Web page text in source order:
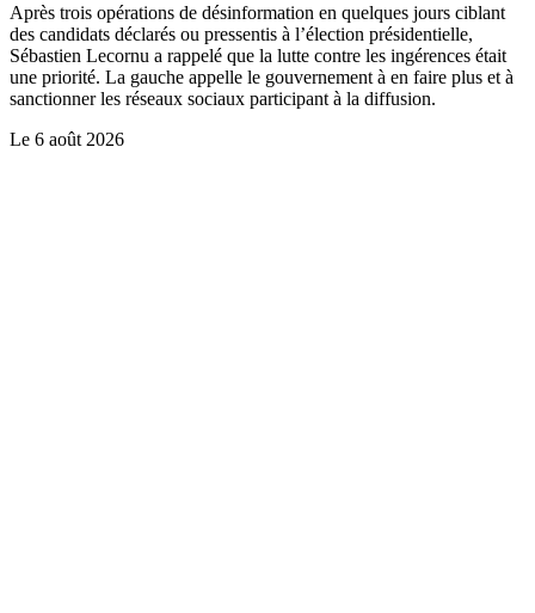
Après trois opérations de désinformation en quelques jours ciblant
des candidats déclarés ou pressentis à l’élection présidentielle,
Sébastien Lecornu a rappelé que la lutte contre les ingérences était
une priorité. La gauche appelle le gouvernement à en faire plus et à
sanctionner les réseaux sociaux participant à la diffusion.
Le 6 août 2026